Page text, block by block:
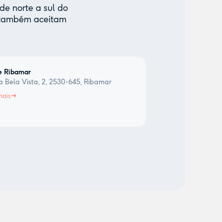
norte a sul do
aceitam
Ribamar
Bela Vista, 2, 2530-645, Ribamar